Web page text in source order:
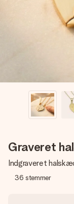
billede af dig
Intet besvær
Graveret
Indgraveret
36 stemmer